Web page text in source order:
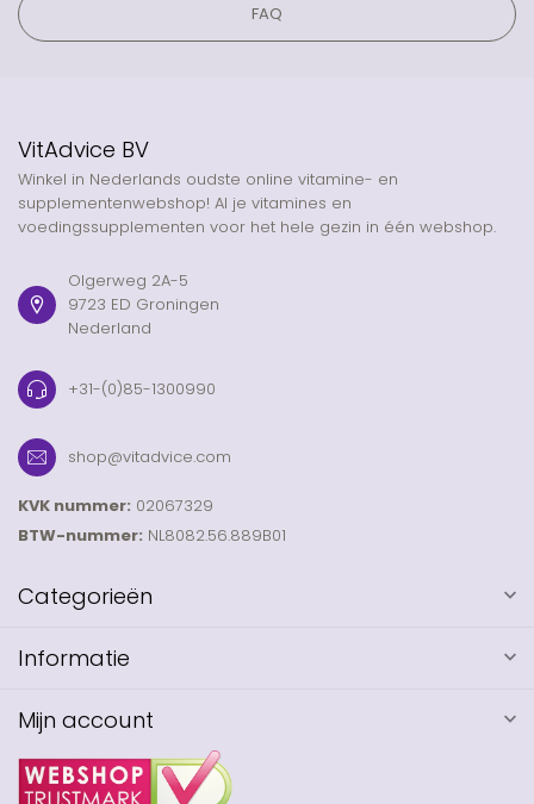
FAQ
VitAdvice BV
Winkel in Nederlands oudste online vitamine- en
supplementenwebshop! Al je vitamines en
voedingssupplementen voor het hele gezin in één webshop.
Olgerweg 2A-5
9723 ED Groningen
Nederland
+31-(0)85-1300990
shop@vitadvice.com
KVK nummer: 02067329
BTW-nummer: NL8082.56.889B01
Categorieën
Informatie
Mijn account